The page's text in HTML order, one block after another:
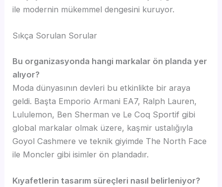
ile modernin mükemmel dengesini kuruyor.
Sıkça Sorulan Sorular
Bu organizasyonda hangi markalar ön planda yer
alıyor?
Moda dünyasının devleri bu etkinlikte bir araya
geldi. Başta Emporio Armani EA7, Ralph Lauren,
Lululemon, Ben Sherman ve Le Coq Sportif gibi
global markalar olmak üzere, kaşmir ustalığıyla
Goyol Cashmere ve teknik giyimde The North Face
ile Moncler gibi isimler ön plandadır.
Kıyafetlerin tasarım süreçleri nasıl belirleniyor?